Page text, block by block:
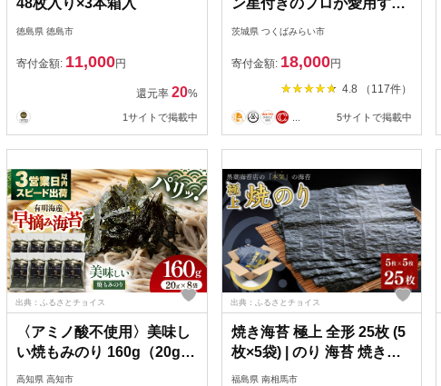
徳島県 徳島市
寄付金額: 11,000円
還元率 20%
1サイトで掲載中
丸山海苔店 【 すしのり
家庭用 寿司 高級 プレミア
ム ミシュラン 三ツ星 美味
ぎり ごはん プロ グルメ
茨城県 つくばみらい市
寄付金額: 18,000円
4.8 （117件）
5サイトで掲載中
出典：ふるさとチョイス
〈アミノ酸不使用〉美味し
い焼もみのり 160g（20g×8
袋） /焼きのり 刻み海苔 き
高知県 高知市
出典：ふるさとチョイス
焼き海苔 極上 全形 25枚 (5
枚×5袋) | のり 海苔 焼きの
り 焼のり 焼海苔 詰合せ 詰
福島県 南相馬市